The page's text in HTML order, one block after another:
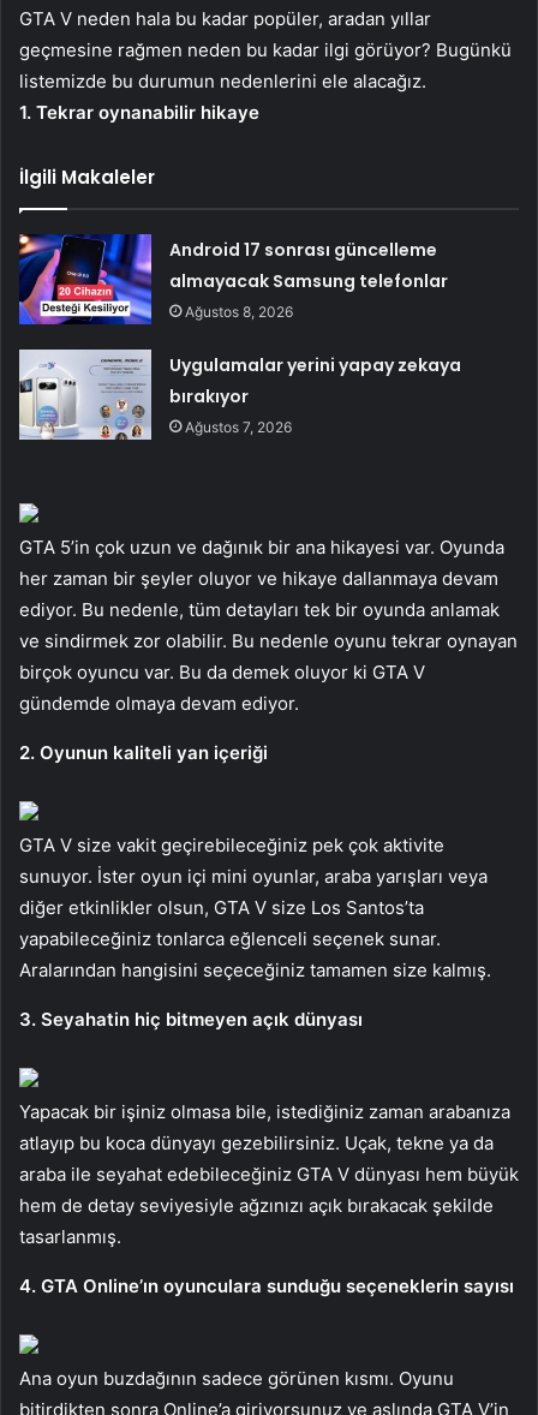
GTA V neden hala bu kadar popüler, aradan yıllar
geçmesine rağmen neden bu kadar ilgi görüyor? Bugünkü
listemizde bu durumun nedenlerini ele alacağız.
1. Tekrar oynanabilir hikaye
İlgili Makaleler
Android 17 sonrası güncelleme
almayacak Samsung telefonlar
Ağustos 8, 2026
Uygulamalar yerini yapay zekaya
bırakıyor
Ağustos 7, 2026
GTA 5’in çok uzun ve dağınık bir ana hikayesi var. Oyunda
her zaman bir şeyler oluyor ve hikaye dallanmaya devam
ediyor. Bu nedenle, tüm detayları tek bir oyunda anlamak
ve sindirmek zor olabilir. Bu nedenle oyunu tekrar oynayan
birçok oyuncu var. Bu da demek oluyor ki GTA V
gündemde olmaya devam ediyor.
2. Oyunun kaliteli yan içeriği
GTA V size vakit geçirebileceğiniz pek çok aktivite
sunuyor. İster oyun içi mini oyunlar, araba yarışları veya
diğer etkinlikler olsun, GTA V size Los Santos’ta
yapabileceğiniz tonlarca eğlenceli seçenek sunar.
Aralarından hangisini seçeceğiniz tamamen size kalmış.
3. Seyahatin hiç bitmeyen açık dünyası
Yapacak bir işiniz olmasa bile, istediğiniz zaman arabanıza
atlayıp bu koca dünyayı gezebilirsiniz. Uçak, tekne ya da
araba ile seyahat edebileceğiniz GTA V dünyası hem büyük
hem de detay seviyesiyle ağzınızı açık bırakacak şekilde
tasarlanmış.
4. GTA Online’ın oyunculara sunduğu seçeneklerin sayısı
Ana oyun buzdağının sadece görünen kısmı. Oyunu
bitirdikten sonra Online’a giriyorsunuz ve aslında GTA V’in